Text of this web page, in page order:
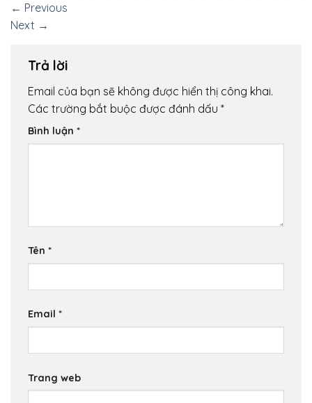
← Previous
Next →
Trả lời
Email của bạn sẽ không được hiển thị công khai.
Các trường bắt buộc được đánh dấu *
Bình luận *
Tên *
Email *
Trang web